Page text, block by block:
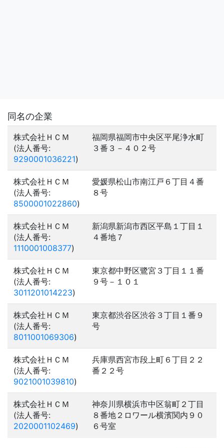
同名の企業
株式会社ＨＣＭ
(法人番号:
9290001036221)
福岡県福岡市中央区平尾浄水町
３番３－４０２号
株式会社ＨＣＭ
(法人番号:
8500001022860)
愛媛県松山市南江戸６丁目４番
８号
株式会社ＨＣＭ
(法人番号:
1110001008377)
新潟県新潟市西区平島１丁目１
４番地７
株式会社ＨＣＭ
(法人番号:
3011201014223)
東京都中野区鷺宮３丁目１１番
９号－１０１
株式会社ＨＣＭ
(法人番号:
8011001069306)
東京都渋谷区渋谷３丁目１番９
号
株式会社ＨＣＭ
(法人番号:
9021001039810)
兵庫県西宮市段上町６丁目２２
番２２号
株式会社ＨＣＭ
(法人番号:
2020001102469)
神奈川県横浜市中区翁町２丁目
８番地２ロワール横濱関内９０
６号室